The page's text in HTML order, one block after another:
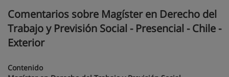
Comentarios sobre Magíster en Derecho del
Trabajo y Previsión Social - Presencial - Chile -
Exterior
Contenido